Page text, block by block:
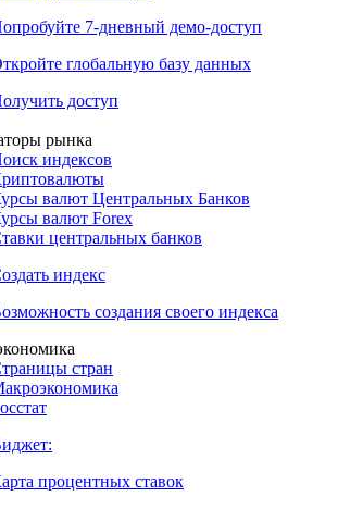
7-дневный демо-доступ
глобальную базу данных
доступ
рынка
индексов
валют Центральных Банков
валют Forex
центральных банков
индекс
создания своего индекса
стран
процентных ставок